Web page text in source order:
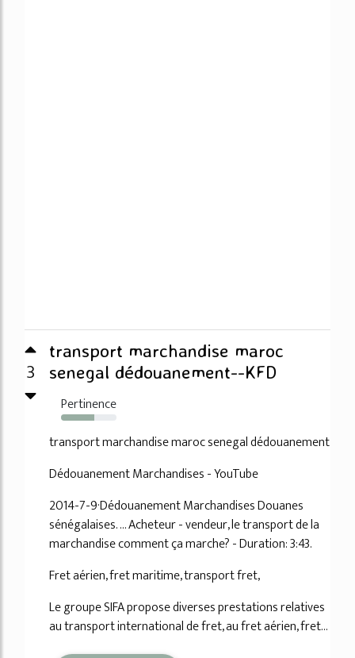
3
transport marchandise maroc
senegal dédouanement--KFD
Pertinence
60%
transport marchandise maroc senegal dédouanement
Dédouanement Marchandises - YouTube
2014-7-9·Dédouanement Marchandises Douanes
sénégalaises. ... Acheteur - vendeur, le transport de la
marchandise comment ça marche? - Duration: 3:43.
Fret aérien, fret maritime, transport fret,
Le groupe SIFA propose diverses prestations relatives
au transport international de fret, au fret aérien, fret...